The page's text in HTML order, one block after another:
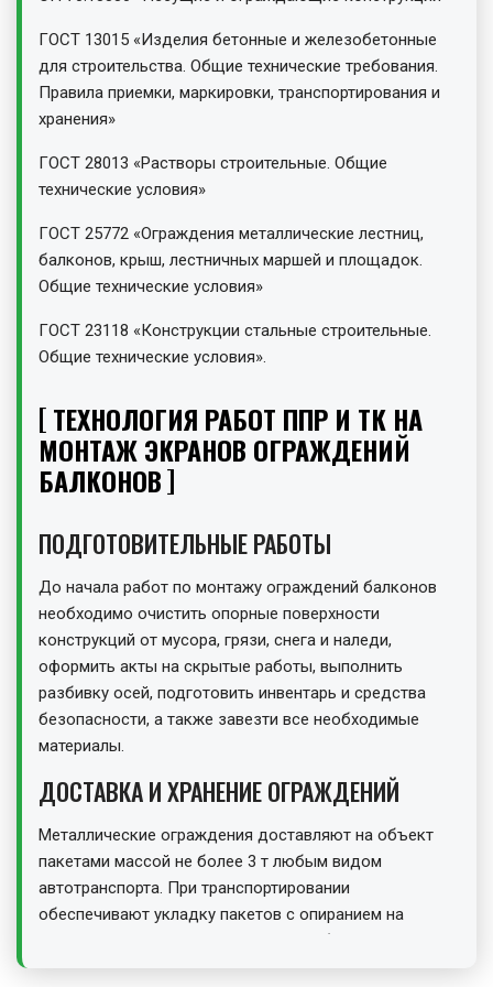
ГОСТ 13015 «Изделия бетонные и железобетонные
для строительства. Общие технические требования.
Правила приемки, маркировки, транспортирования и
хранения»
ГОСТ 28013 «Растворы строительные. Общие
технические условия»
ГОСТ 25772 «Ограждения металлические лестниц,
балконов, крыш, лестничных маршей и площадок.
Общие технические условия»
ГОСТ 23118 «Конструкции стальные строительные.
Общие технические условия».
ТЕХНОЛОГИЯ РАБОТ ППР И ТК НА
МОНТАЖ ЭКРАНОВ ОГРАЖДЕНИЙ
БАЛКОНОВ
ПОДГОТОВИТЕЛЬНЫЕ РАБОТЫ
До начала работ по монтажу ограждений балконов
необходимо очистить опорные поверхности
конструкций от мусора, грязи, снега и наледи,
оформить акты на скрытые работы, выполнить
разбивку осей, подготовить инвентарь и средства
безопасности, а также завезти все необходимые
материалы.
ДОСТАВКА И ХРАНЕНИЕ ОГРАЖДЕНИЙ
Металлические ограждения доставляют на объект
пакетами массой не более 3 т любым видом
автотранспорта. При транспортировании
обеспечивают укладку пакетов с опиранием на
деревянные прокладки и подкладки (не менее двух на